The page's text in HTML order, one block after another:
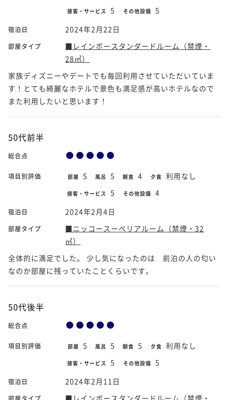
接客・サービス 5 その他設備 5
宿泊日 2024年2月22日
部屋タイプ
■レインボースタンダードルーム（禁煙・
28㎡）
家族ディズニーやデートでも毎回利用させていただいていま
す！とても綺麗なホテルで景色も満足感が高いホテルなので
また利用したいと思います！
50代前半
総合点
項目別評価 部屋 5 風呂 5 朝食 4 夕食 利用なし
接客・サービス 5 その他設備 4
宿泊日 2024年2月4日
部屋タイプ
■ニッコースーペリアルーム（禁煙・32
㎡）
全体的に満足でした。 少し気になったのは 前泊の人の匂い
なのか部屋に残っていたことくらいです。
50代後半
総合点
項目別評価 部屋 5 風呂 5 朝食 5 夕食 利用なし
接客・サービス 5 その他設備 5
宿泊日 2024年2月11日
部屋タイプ
■レインボースタンダードルーム（禁煙・